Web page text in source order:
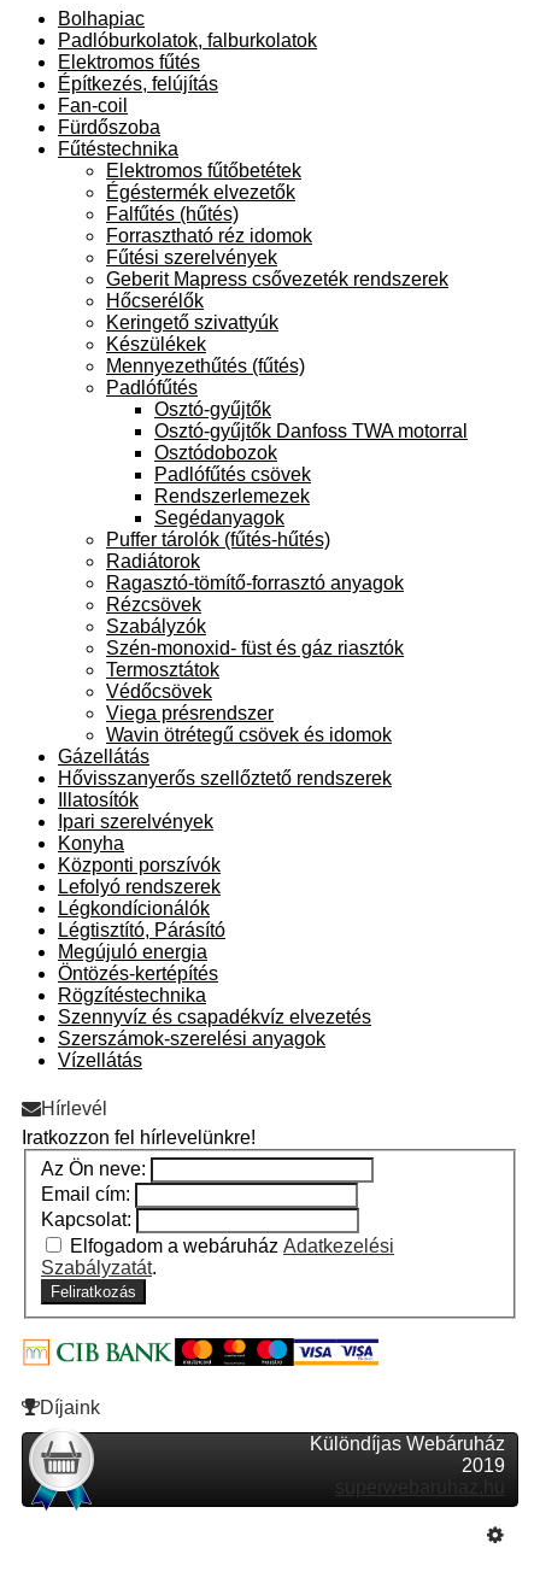
Bolhapiac
Padlóburkolatok, falburkolatok
Elektromos fűtés
Építkezés, felújítás
Fan-coil
Fürdőszoba
Fűtéstechnika
Elektromos fűtőbetétek
Égéstermék elvezetők
Falfűtés (hűtés)
Forrasztható réz idomok
Fűtési szerelvények
Geberit Mapress csővezeték rendszerek
Hőcserélők
Keringető szivattyúk
Készülékek
Mennyezethűtés (fűtés)
Padlófűtés
Osztó-gyűjtők
Osztó-gyűjtők Danfoss TWA motorral
Osztódobozok
Padlófűtés csövek
Rendszerlemezek
Segédanyagok
Puffer tárolók (fűtés-hűtés)
Radiátorok
Ragasztó-tömítő-forrasztó anyagok
Rézcsövek
Szabályzók
Szén-monoxid- füst és gáz riasztók
Termosztátok
Védőcsövek
Viega présrendszer
Wavin ötrétegű csövek és idomok
Gázellátás
Hővisszanyerős szellőztető rendszerek
Illatosítók
Ipari szerelvények
Konyha
Központi porszívók
Lefolyó rendszerek
Légkondícionálók
Légtisztító, Párásító
Megújuló energia
Öntözés-kertépítés
Rögzítéstechnika
Szennyvíz és csapadékvíz elvezetés
Szerszámok-szerelési anyagok
Vízellátás
Hírlevél
Iratkozzon fel hírlevelünkre!
Az Ön neve:
Email cím:
Kapcsolat:
Elfogadom a webáruház Adatkezelési
Szabályzatát.
Feliratkozás
Díjaink
Különdíjas Webáruház
2019